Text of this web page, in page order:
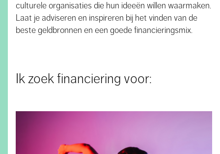
culturele organisaties die hun ideeën willen waarmaken.
Laat je adviseren en inspireren bij het vinden van de
beste geldbronnen en een goede financieringsmix.
Ik zoek financiering voor: